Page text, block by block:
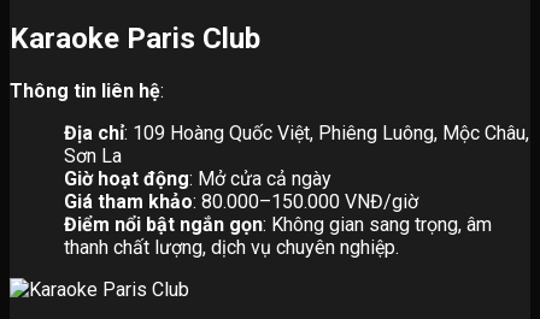
Karaoke Paris Club
Thông tin liên hệ:
Địa chỉ: 109 Hoàng Quốc Việt, Phiêng Luông, Mộc Châu,
Sơn La
Giờ hoạt động: Mở cửa cả ngày
Giá tham khảo: 80.000–150.000 VNĐ/giờ
Điểm nổi bật ngắn gọn: Không gian sang trọng, âm
thanh chất lượng, dịch vụ chuyên nghiệp.